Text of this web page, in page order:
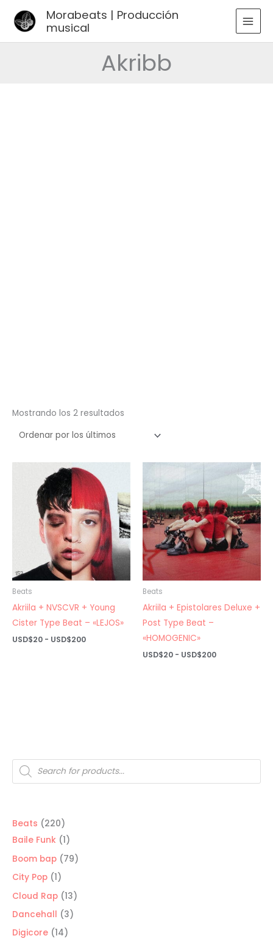
Morabeats | Producción
musical
Akribb
Búsqueda
de
productos
Beats 220220
productos
Baile Funk 11
producto
Boom bap 7979
City Pop 11
producto
Cloud Rap 1313
productos
Dancehall 33
Digicore 1414
Mostrando los 2 resultados
Beats
Akriila + NVSCVR + Young
Cister Type Beat – «LEJOS»
USD$20 - USD$200Rango
Beats
Akriila + Epistolares Deluxe +
Post Type Beat –
«HOMOGENIC»
USD$20 - USD$200Rango